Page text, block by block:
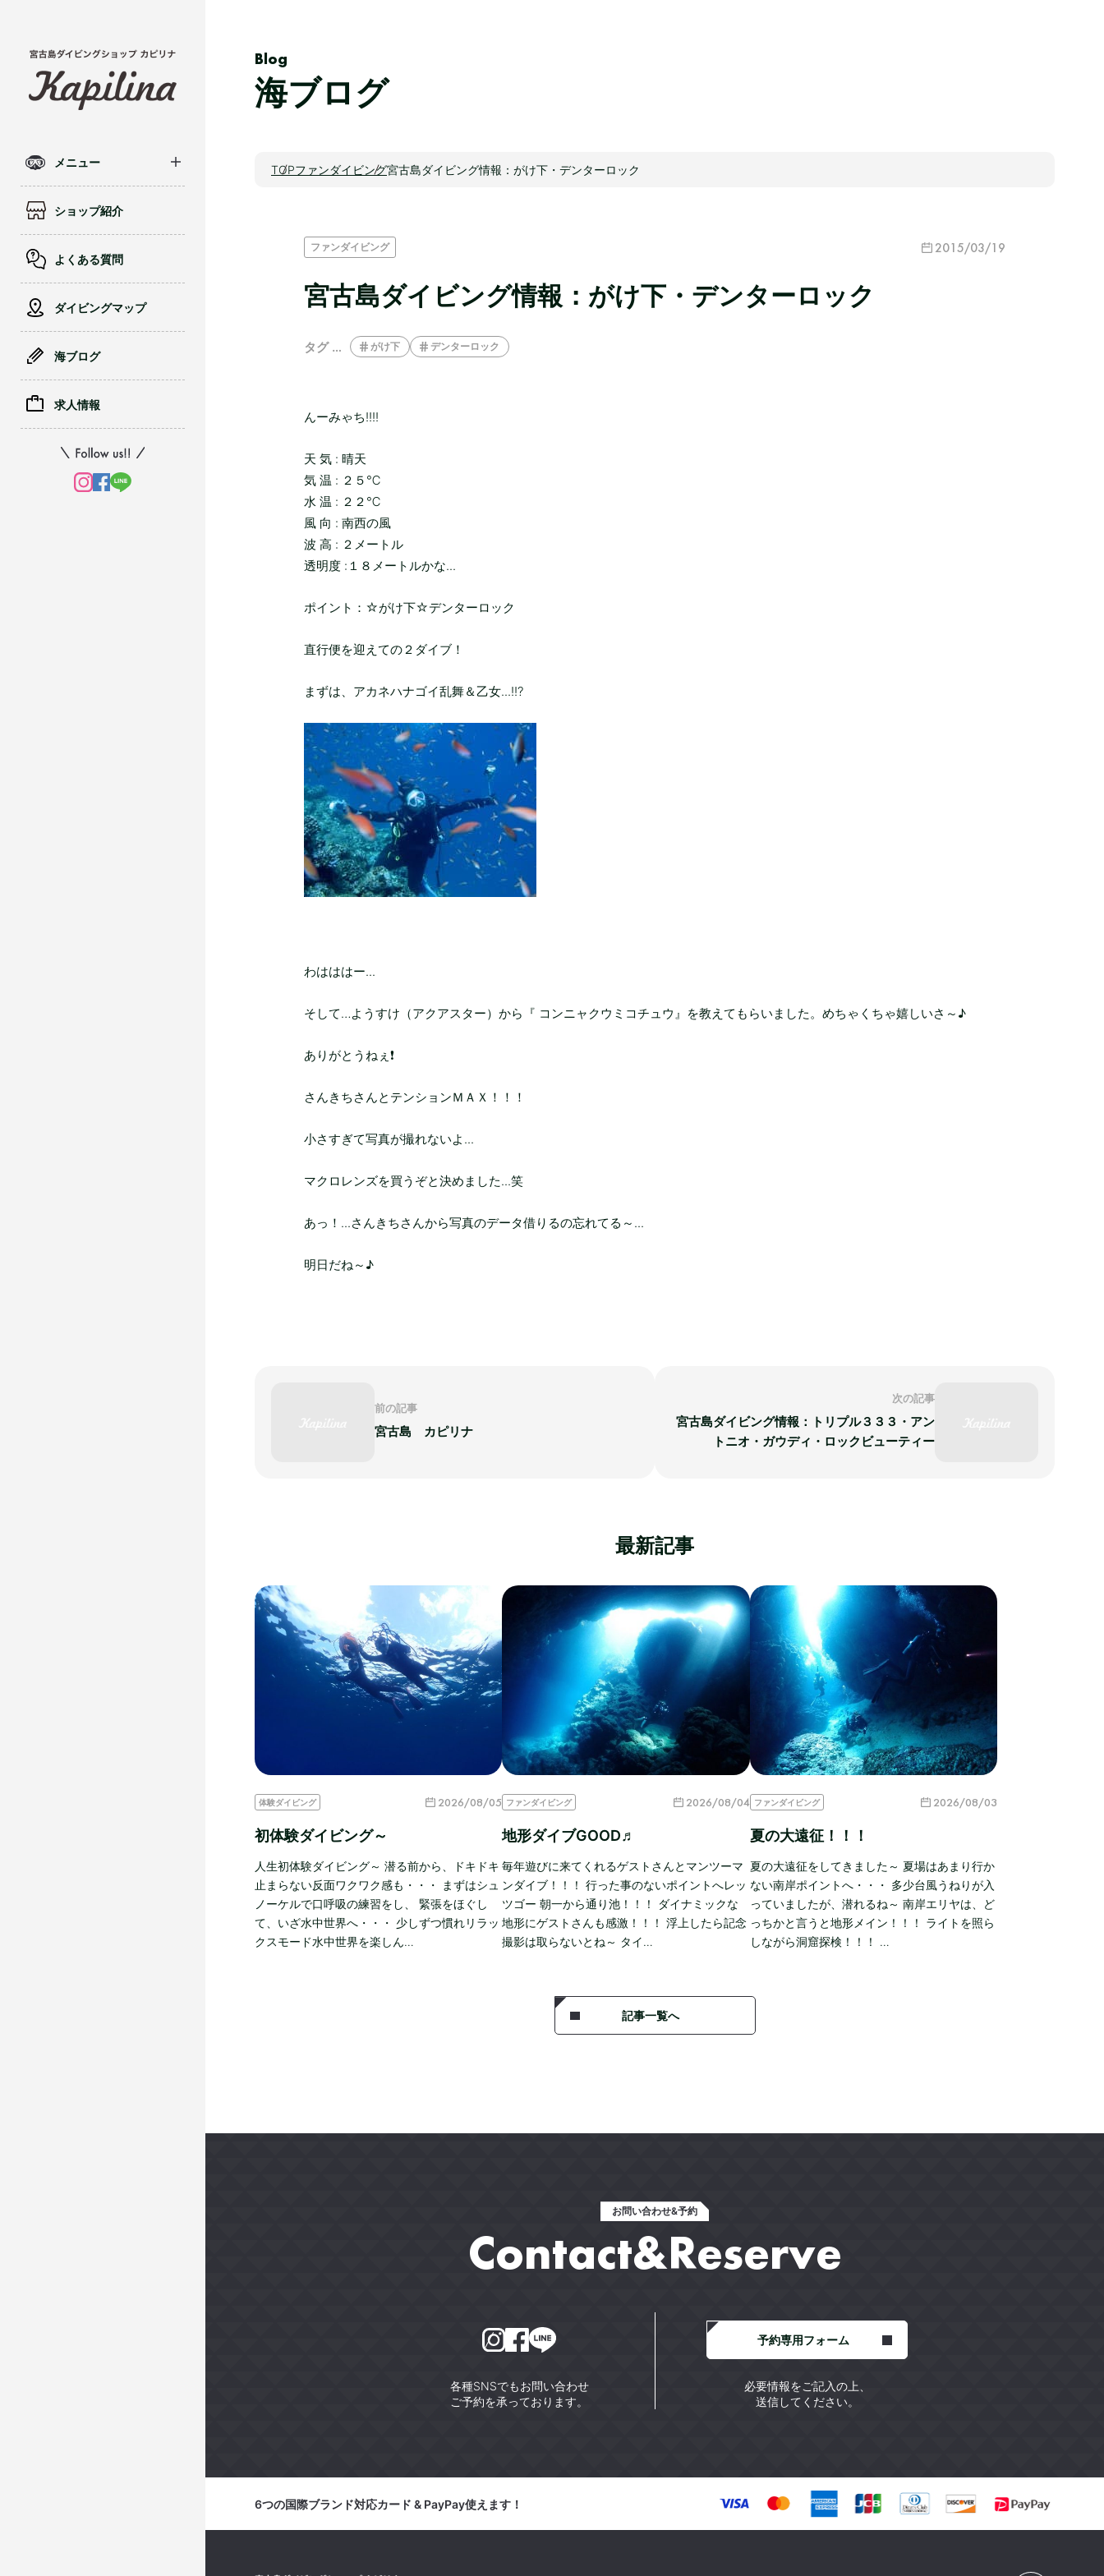
メニュー
ショップ紹介
よくある質問
ダイビングマップ
海ブログ
求人情報
Blog
海ブログ
TOPファンダイビング宮古島ダイビング情報：がけ下・デンターロック
ファンダイビング 2015/03/19
宮古島ダイビング情報：がけ下・デンターロック
タグ … がけ下 デンターロック
んーみゃち!!!!
天 気 : 晴天
気 温 : ２５℃
水 温 : ２２℃
風 向 : 南西の風
波 高 : ２メートル
透明度 :１８メートルかな...
ポイント：☆がけ下☆デンターロック
直行便を迎えての２ダイブ！
まずは、アカネハナゴイ乱舞＆乙女...!!?
わはははー...
そして…ようすけ（アクアスター）から『 コンニャクウミコチュウ』を教えてもらいました。めちゃくちゃ嬉しいさ～♪
ありがとうねぇ❗
さんきちさんとテンションＭＡＸ！！！
小さすぎて写真が撮れないよ...
マクロレンズを買うぞと決めました...笑
あっ！...さんきちさんから写真のデータ借りるの忘れてる～...
明日だね～♪
前の記事
宮古島 カピリナ
次の記事
宮古島ダイビング情報：トリプル３３３・アン
トニオ・ガウディ・ロックビューティー
最新記事
体験ダイビング 2026/08/05
初体験ダイビング～
人生初体験ダイビング～ 潜る前から、ドキドキ
止まらない反面ワクワク感も・・・ まずはシュ
ノーケルで口呼吸の練習をし、 緊張をほぐし
て、いざ水中世界へ・・・ 少しずつ慣れリラッ
クスモード水中世界を楽しん…
ファンダイビング 2026/08/04
地形ダイブGOOD♬
毎年遊びに来てくれるゲストさんとマンツーマ
ンダイブ！！！ 行った事のないポイントへレッ
ツゴー 朝一から通り池！！！ ダイナミックな
地形にゲストさんも感激！！！ 浮上したら記念
撮影は取らないとね～ タイ…
ファンダイビング 2026/08/03
夏の大遠征！！！
夏の大遠征をしてきました～ 夏場はあまり行か
ない南岸ポイントへ・・・ 多少台風うねりが入
っていましたが、潜れるね～ 南岸エリヤは、ど
っちかと言うと地形メイン！！！ ライトを照ら
しながら洞窟探検！！！ …
記事一覧へ
お問い合わせ&予約
Contact&Reserve
各種SNSでもお問い合わせ
ご予約を承っております。
予約専用フォーム
必要情報をご記入の上、
送信してください。
6つの国際ブランド対応カード & PayPay使えます！